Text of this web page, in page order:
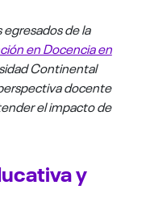
egresados de la
en Docencia en
Continental
docente
el impacto de
y